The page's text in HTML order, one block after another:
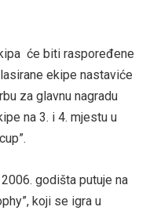
će biti raspoređene
ekipe nastaviće
za glavnu nagradu
na 3. i 4. mjestu u
godišta putuje na
koji se igra u